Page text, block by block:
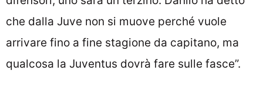
che dalla Juve non si muove perché vuole
arrivare fino a fine stagione da capitano, ma
qualcosa la Juventus dovrà fare sulle fasce”.